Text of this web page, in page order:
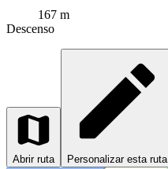
167 m
Descenso
Abrir ruta Personalizar esta ruta